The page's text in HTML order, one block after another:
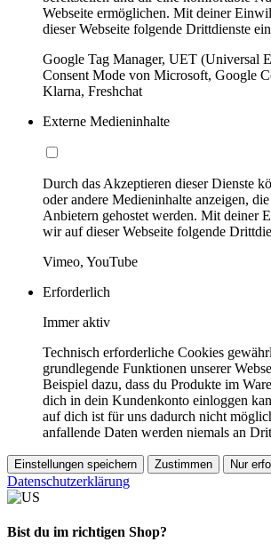
Webseite ermöglichen. Mit deiner
dieser Webseite folgende Drittdienste
Google Tag Manager, UET (Universal
Consent Mode von Microsoft, Google
Klarna, Freshchat
Externe Medieninhalte
Durch das Akzeptieren dieser Dienste
oder andere Medieninhalte anzeigen,
Anbietern gehostet werden. Mit deiner
wir auf dieser Webseite folgende
Vimeo, YouTube
Erforderlich
Immer aktiv
Technisch erforderliche Cookies
grundlegende Funktionen unserer
Beispiel dazu, dass du Produkte im
dich in dein Kundenkonto einloggen
auf dich ist für uns dadurch nicht
anfallende Daten werden niemals an
Einstellungen speichern Zustimmen Nur
Datenschutzerklärung
Bist du im richtigen Shop?